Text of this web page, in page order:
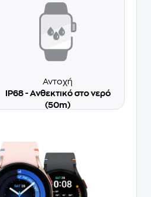
Αντοχή
IP68 - Ανθεκτικό στο νερό
(50m)